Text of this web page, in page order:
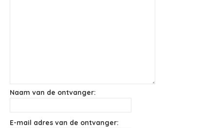
Naam van de ontvanger:
E-mail adres van de ontvanger: